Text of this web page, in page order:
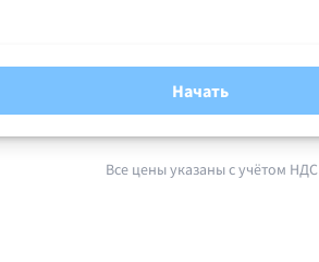
Начать
Все цены указаны с учётом НДС